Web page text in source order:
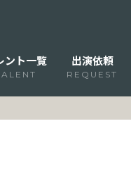
ント一覧 出演依頼
REQUEST